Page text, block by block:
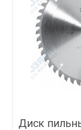
Диск